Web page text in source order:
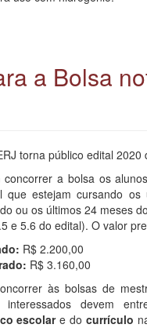
a Bolsa
torna público edital 2020
concorrer a bolsa os
que estejam cursando
ou os últimos 24 meses
e 5.6 do edital). O valor
R$ 2.200,00
R$ 3.160,00
às bolsas de
interessados devem
escolare do currículo